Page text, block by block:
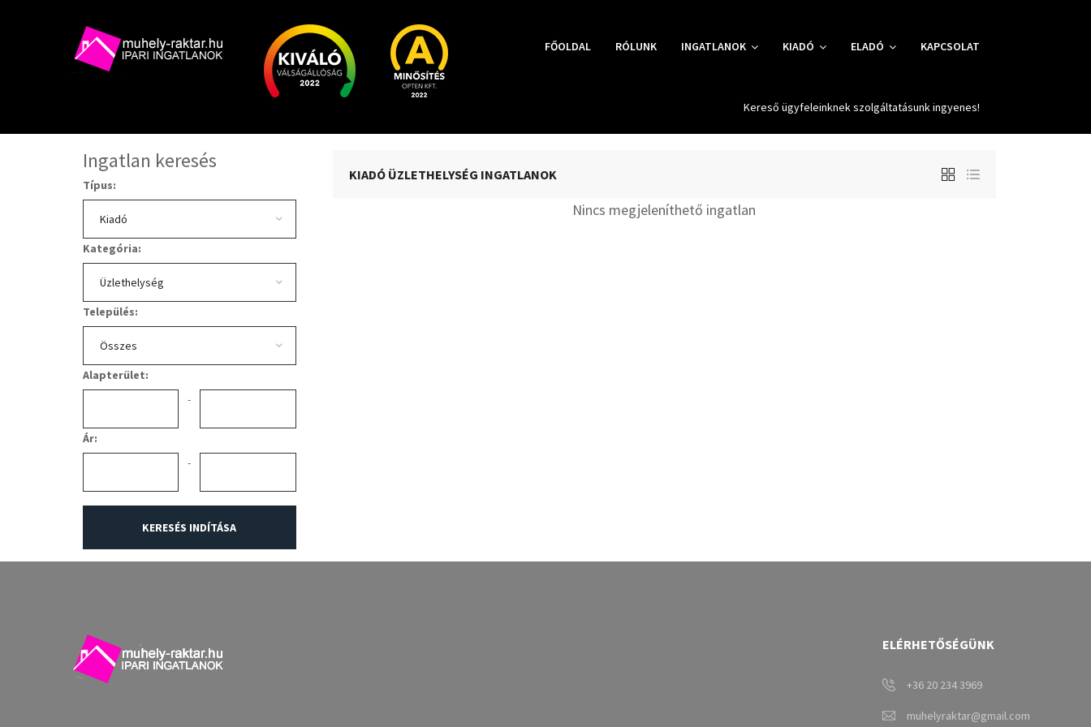
FŐOLDAL RÓLUNK INGATLANOK KIADÓ ELADÓ KAPCSOLAT
Kereső ügyfeleinknek szolgáltatásunk ingyenes!
Ingatlan keresés
Típus:
Kategória:
Település:
Alapterület:
-
Ár:
-
KIADÓ ÜZLETHELYSÉG INGATLANOK
Nincs megjeleníthető ingatlan
ELÉRHETŐSÉGÜNK
+36 20 234 3969
muhelyraktar@gmail.com